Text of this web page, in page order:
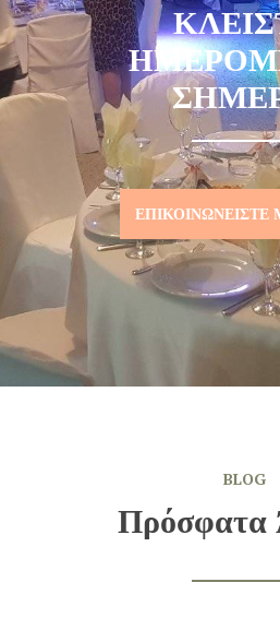
ΕΠΙΚΟΙΝΩΝΕΊΣΤΕ
BLOG
Πρόσφατα